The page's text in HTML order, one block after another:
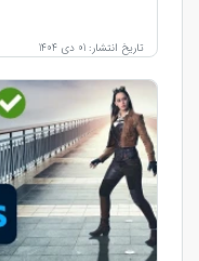
تاریخ انتشار: 01 دی 1404